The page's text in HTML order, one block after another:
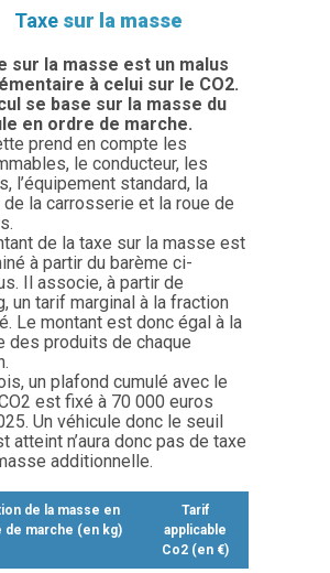
Taxe sur la masse
sur la masse est un malus
à celui sur le CO2.
se base sur la masse du
en ordre de marche.
prend en compte les
le conducteur, les
l’équipement standard, la
la carrosserie et la roue de
de la taxe sur la masse est
à partir du barème ci-
Il associe, à partir de
un tarif marginal à la fraction
Le montant est donc égal à la
des produits de chaque
un plafond cumulé avec le
est fixé à 70 000 euros
Un véhicule donc le seuil
atteint n’aura donc pas de taxe
additionnelle.
de la masse en
de marche (en kg)
Tarif
applicable
Co2 (en €)